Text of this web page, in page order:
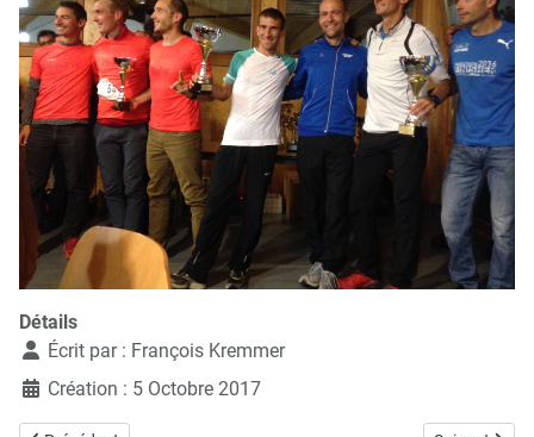
Détails
Écrit par : François Kremmer
Création : 5 Octobre 2017